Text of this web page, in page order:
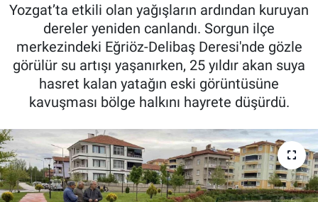
Yozgat’ta etkili olan yağışların ardından kuruyan
dereler yeniden canlandı. Sorgun ilçe
merkezindeki Eğriöz-Delibaş Deresi'nde gözle
görülür su artışı yaşanırken, 25 yıldır akan suya
hasret kalan yatağın eski görüntüsüne
kavuşması bölge halkını hayrete düşürdü.
Süper Lig Puan Durumu ve Fikstür
Tüm Manşetler
Son Dakika Haberleri
Haber Arşivi